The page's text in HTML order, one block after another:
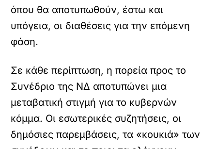
όπου θα αποτυπωθούν, έστω και
υπόγεια, οι διαθέσεις για την επόμενη
φάση.
Σε κάθε περίπτωση, η πορεία προς το
Συνέδριο της ΝΔ αποτυπώνει μια
μεταβατική στιγμή για το κυβερνών
κόμμα. Οι εσωτερικές συζητήσεις, οι
δημόσιες παρεμβάσεις, τα «κουκιά» των